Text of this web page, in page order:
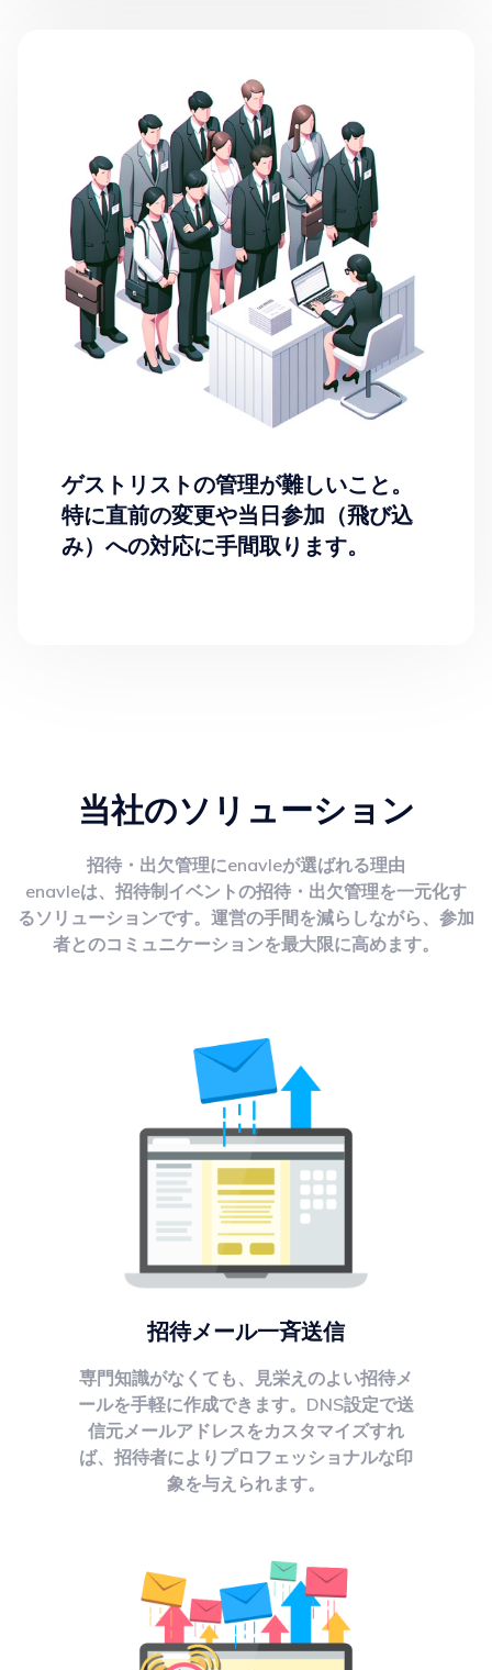
ゲストリストの管理が難しいこと。
特に直前の変更や当日参加（飛び込
み）への対応に手間取ります。
当社のソリューション
招待・出欠管理にenavleが選ばれる理由
enavleは、招待制イベントの招待・出欠管理を一元化す
るソリューションです。運営の手間を減らしながら、参加
者とのコミュニケーションを最大限に高めます。
招待メール一斉送信
専門知識がなくても、見栄えのよい招待メ
ールを手軽に作成できます。DNS設定で送
信元メールアドレスをカスタマイズすれ
ば、招待者によりプロフェッショナルな印
象を与えられます。